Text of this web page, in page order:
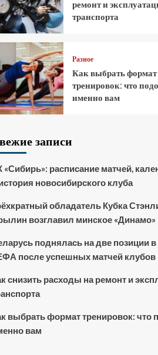
ремонт и
транспорта
Разное
Как выбрать формат
тренировок: что
именно вам
записи
«Сибирь»: расписание матчей,
новосибирского клуба
обладатель Кубка
возглавил минское «Динамо»
поднялась на две позиции в
после успешных матчей клубов
снизить расходы на ремонт и
выбрать формат тренировок: что
вам